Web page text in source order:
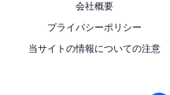
会社概要
プライバシーポリシー
当サイトの情報についての注意